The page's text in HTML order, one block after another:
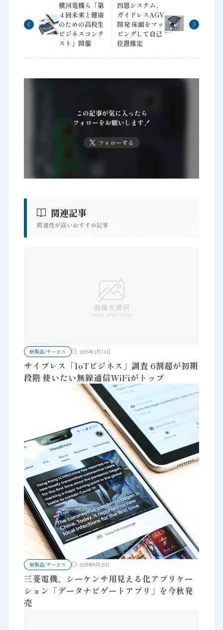
横河電機ら「第
４回未来と健康
のための高校生
ビジネスコンテ
スト」開催
四恩システム、
ガイドレスAGV
開発 床面をマッ
ピングして自己
位置推定
この記事が気に入ったら
フォローをお願いします！
フォローする
関連記事
関連性が高いおすすめ記事
新製品/サービス 2018年2月14日
サイプレス「IoTビジネス」調査 6割超が初期
段階 使いたい無線通信WiFiがトップ
新製品/サービス 2025年8月25日
三菱電機、シーケンサ用見える化アプリケー
ション「データナビゲートアプリ」を今秋発
売